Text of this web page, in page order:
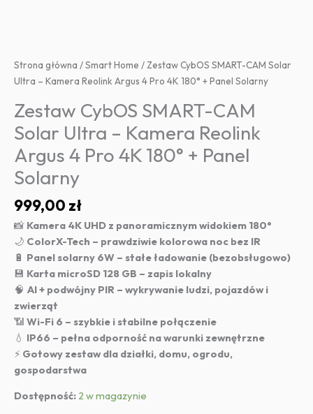
Strona główna /Smart Home / Zestaw CybOS SMART-CAM Solar
Ultra – Kamera Reolink Argus 4 Pro 4K 180° + Panel Solarny
Zestaw CybOS SMART-CAM
Solar Ultra – Kamera Reolink
Argus 4 Pro 4K 180° + Panel
Solarny
999,00 zł
📸 Kamera 4K UHD z panoramicznym widokiem 180°
🌙 ColorX-Tech – prawdziwie kolorowa noc bez IR
🔋 Panel solarny 6W – stałe ładowanie (bezobsługowo)
💾 Karta microSD 128 GB – zapis lokalny
🧠 AI + podwójny PIR – wykrywanie ludzi, pojazdów i
zwierząt
📶 Wi-Fi 6 – szybkie i stabilne połączenie
💧 IP66 – pełna odporność na warunki zewnętrzne
⚡ Gotowy zestaw dla działki, domu, ogrodu,
gospodarstwa
Dostępność: 2 w magazynie